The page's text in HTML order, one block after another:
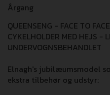
Årgang
QUEENSENG - FACE TO
CYKELHOLDER MED HEJS -
UNDERVOGNSBEHANDLET
Elnagh's jubilæumsmodel
ekstra tilbehør og udstyr: